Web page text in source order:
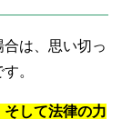
は、思い切っ
。
そして法律の力